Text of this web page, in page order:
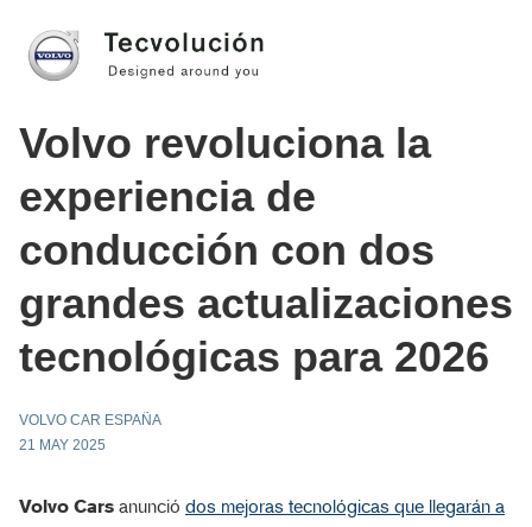
Volvo revoluciona la
experiencia de
conducción con dos
grandes actualizaciones
tecnológicas para 2026
VOLVO CAR ESPAÑA
21 MAY 2025
Volvo Cars anunció dos mejoras tecnológicas que llegarán a